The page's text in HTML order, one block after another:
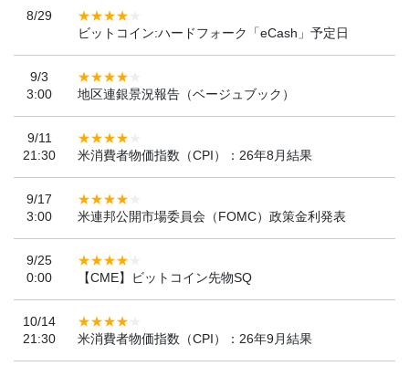
8/29
ビットコイン:ハードフォーク「eCash」予定日
9/3
3:00
地区連銀景況報告（ベージュブック）
9/11
21:30
米消費者物価指数（CPI）：26年8月結果
9/17
3:00
米連邦公開市場委員会（FOMC）政策金利発表
9/25
0:00
【CME】ビットコイン先物SQ
10/14
21:30
米消費者物価指数（CPI）：26年9月結果